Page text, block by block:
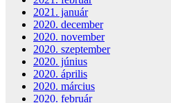
2021. január
2020. december
2020. november
2020. szeptember
2020. június
2020. április
2020. március
2020. február